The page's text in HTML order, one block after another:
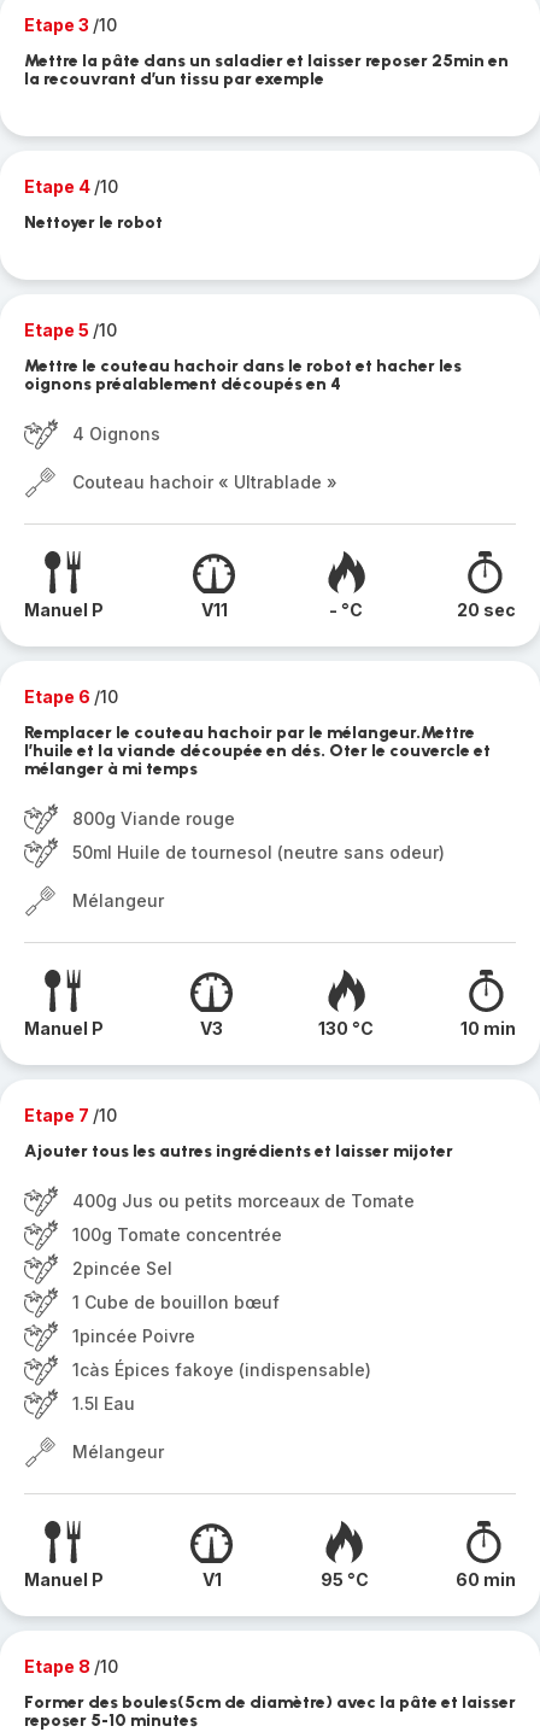
Etape 3 /10
Mettre la pâte dans un saladier et laisser reposer 25min en
la recouvrant d’un tissu par exemple
Etape 4 /10
Nettoyer le robot
Etape 5 /10
Mettre le couteau hachoir dans le robot et hacher les
oignons préalablement découpés en 4
4 Oignons
Couteau hachoir « Ultrablade »
Manuel P V11 - °C 20 sec
Etape 6 /10
Remplacer le couteau hachoir par le mélangeur.Mettre
l’huile et la viande découpée en dés. Oter le couvercle et
mélanger à mi temps
800g Viande rouge
50ml Huile de tournesol (neutre sans odeur)
Mélangeur
Manuel P V3 130 °C 10 min
Etape 7 /10
Ajouter tous les autres ingrédients et laisser mijoter
400g Jus ou petits morceaux de Tomate
100g Tomate concentrée
2pincée Sel
1 Cube de bouillon bœuf
1pincée Poivre
1càs Épices fakoye (indispensable)
1.5l Eau
Mélangeur
Manuel P V1 95 °C 60 min
Etape 8 /10
Former des boules(5cm de diamètre) avec la pâte et laisser
reposer 5-10 minutes